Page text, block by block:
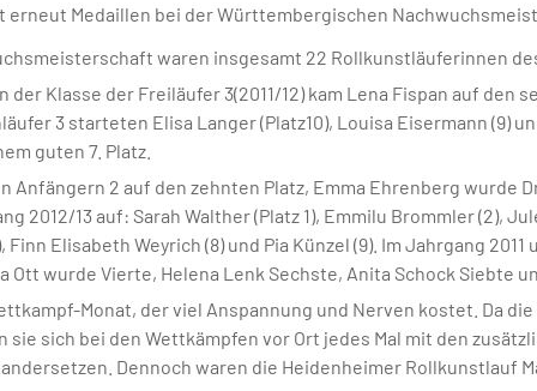
erneut Medaillen bei der Württembergischen
waren insgesamt 22 Rollkunstläuferinnen
der Klasse der Freiläufer 3(2011/12) kam Lena Fispan auf den
3 starteten Elisa Langer (Platz10), Louisa Eisermann (9)
guten 7. Platz.
Anfängern 2 auf den zehnten Platz, Emma Ehrenberg wurde
2012/13 auf: Sarah Walther (Platz 1), Emmilu Brommler (2),
Finn Elisabeth Weyrich (8) und Pia Künzel (9). Im Jahrgang
Ott wurde Vierte, Helena Lenk Sechste, Anita Schock Siebte
Monat, der viel Anspannung und Nerven kostet. Da
sie sich bei den Wettkämpfen vor Ort jedes Mal mit den
Dennoch waren die Heidenheimer Rollkunstlauf